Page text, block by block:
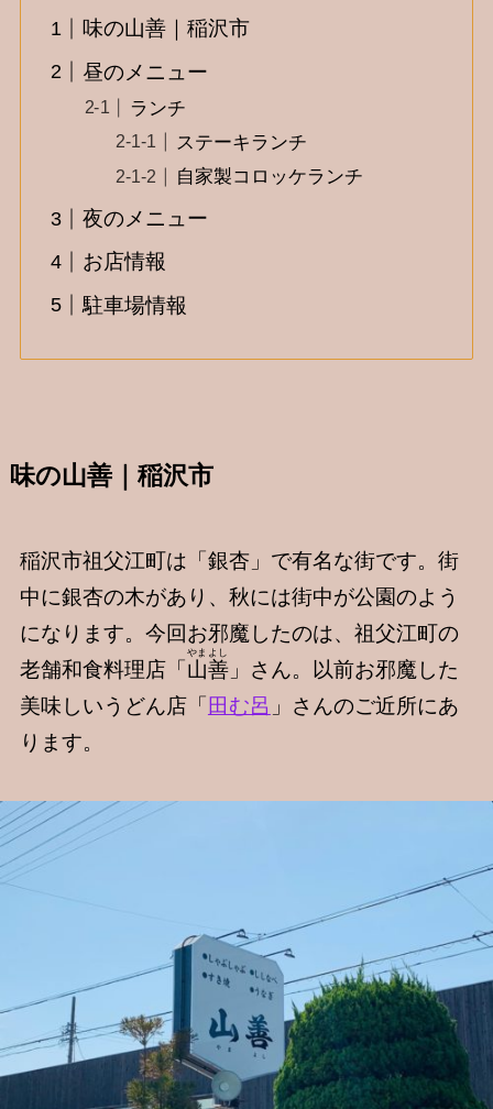
味の山善｜稲沢市
昼のメニュー
ランチ
ステーキランチ
自家製コロッケランチ
夜のメニュー
お店情報
駐車場情報
味の山善｜稲沢市
稲沢市祖父江町は「銀杏」で有名な街です。街
中に銀杏の木があり、秋には街中が公園のよう
になります。今回お邪魔したのは、祖父江町の
老舗和食料理店「 山善
やまよし
」さん。以前お邪魔した
美味しいうどん店「 田む呂 」さんのご近所にあ
ります。